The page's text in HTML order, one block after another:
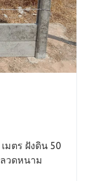
มตร ฝังดิน 50
ลวดหนาม